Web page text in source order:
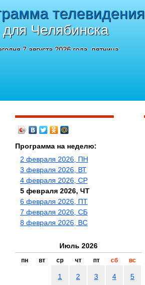
телевидения
для Челябинска
7 августа 2026 года, пятница
Программа на неделю:
2 февраля 2026, ПН
3 февраля 2026, ВТ
4 февраля 2026, СР
5 февраля 2026, ЧТ
6 февраля 2026, ПТ
7 февраля 2026, СБ
8 февраля 2026, ВС
Июль 2026
пн вт ср чт пт сб вс
1 2 3 4 5